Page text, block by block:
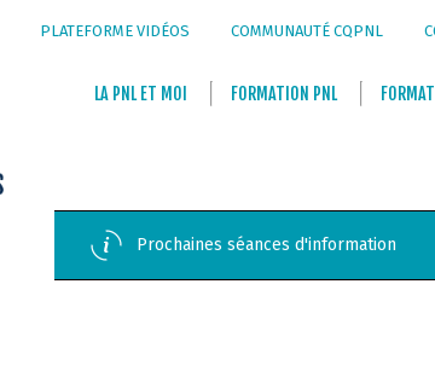
PLATEFORME VIDÉOS COMMUNAUTÉ CQPNL
LA PNL ET MOI FORMATION PNL
Prochaines séances d'information